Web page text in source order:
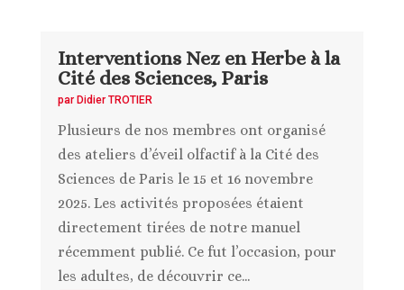
Interventions Nez en Herbe à la
Cité des Sciences, Paris
par Didier TROTIER
Plusieurs de nos membres ont organisé
des ateliers d’éveil olfactif à la Cité des
Sciences de Paris le 15 et 16 novembre
2025. Les activités proposées étaient
directement tirées de notre manuel
récemment publié. Ce fut l’occasion, pour
les adultes, de découvrir ce...